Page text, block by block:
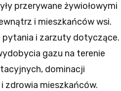
przerywane żywiołowymi
i mieszkańców wsi.
pytania i zarzuty dotyczące.
gazu na terenie
dominacji
zdrowia mieszkańców.